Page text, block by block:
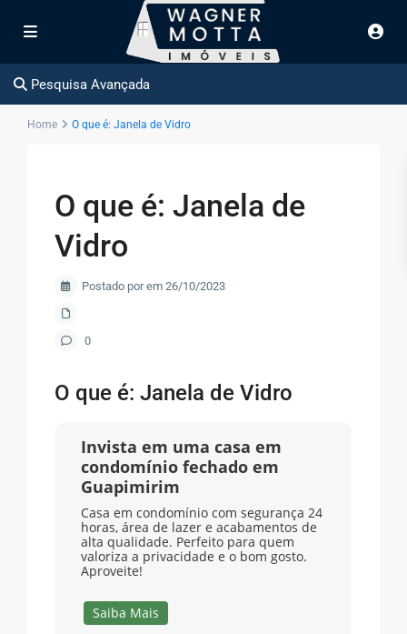
Pesquisa Avançada
Home O que é: Janela de Vidro
O que é: Janela de
Vidro
Postado por em 26/10/2023
0
O que é: Janela de Vidro
Invista em uma casa em
condomínio fechado em
Guapimirim
Casa em condomínio com segurança 24
horas, área de lazer e acabamentos de
alta qualidade. Perfeito para quem
valoriza a privacidade e o bom gosto.
Aproveite!
Saiba Mais